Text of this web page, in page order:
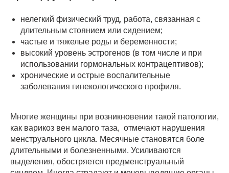
нелегкий физический труд, работа, связанная с
длительным стоянием или сидением;
частые и тяжелые роды и беременности;
высокий уровень эстрогенов (в том числе и при
использовании гормональных контрацептивов);
хронические и острые воспалительные
заболевания гинекологического профиля.
Многие женщины при возникновении такой патологии,
как варикоз вен малого таза, отмечают нарушения
менструального цикла. Месячные становятся боле
длительными и болезненными. Усиливаются
выделения, обостряется предменструальный